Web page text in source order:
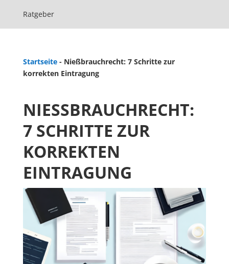
Ratgeber
Startseite- Nießbrauchrecht: 7 Schritte zur
korrekten Eintragung
NIESSBRAUCHRECHT: 7
SCHRITTE ZUR K
ORREKTEN E
INTRAGUNG